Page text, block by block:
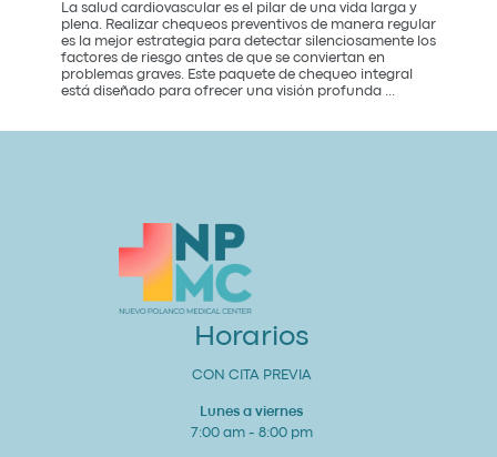
La salud cardiovascular es el pilar de una vida larga y
plena. Realizar chequeos preventivos de manera regular
es la mejor estrategia para detectar silenciosamente los
factores de riesgo antes de que se conviertan en
problemas graves. Este paquete de chequeo integral
está diseñado para ofrecer una visión profunda ...
Horarios
CON CITA PREVIA
Lunes a viernes
7:00 am - 8:00 pm